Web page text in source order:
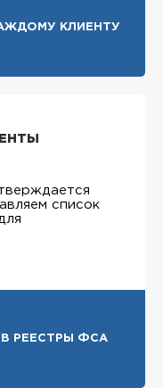
КЛИЕНТУ
список
РЕЕСТРЫ ФСА